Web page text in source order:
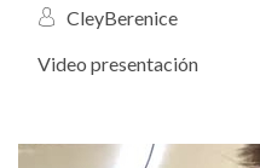
CleyBerenice
Video presentación